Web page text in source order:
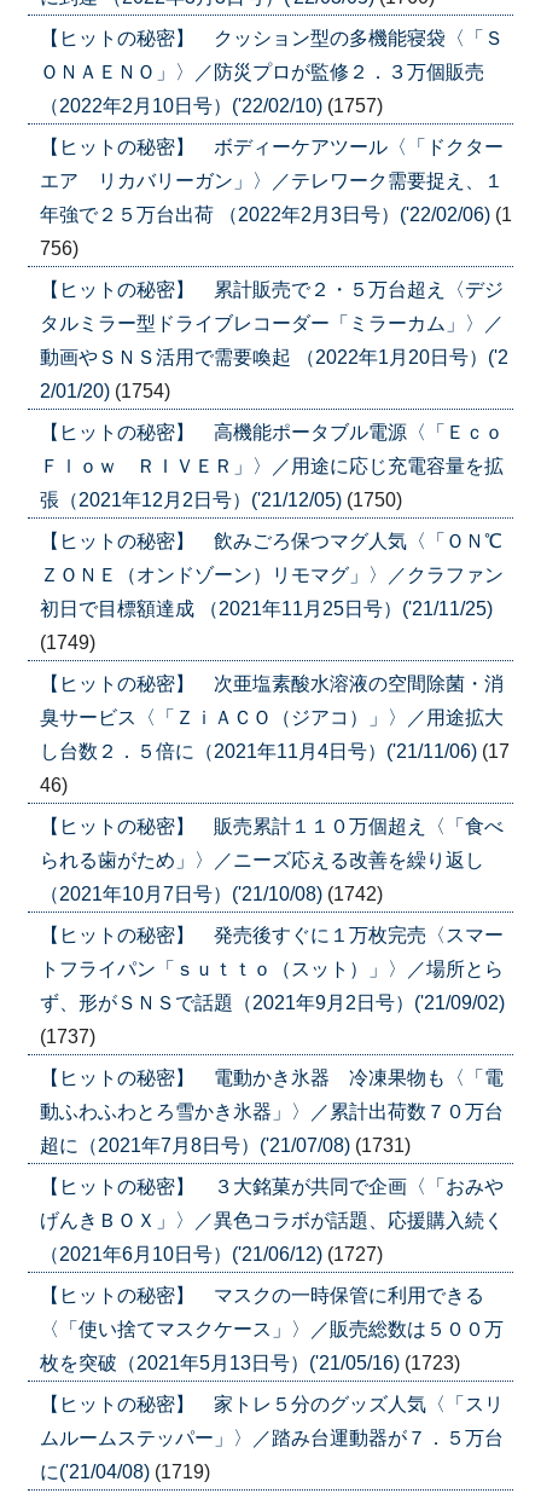
【ヒットの秘密】 クッション型の多機能寝袋〈「Ｓ
ＯＮＡＥＮＯ」〉／防災プロが監修２．３万個販売
（2022年2月10日号）('22/02/10) (1757)
【ヒットの秘密】 ボディーケアツール〈「ドクター
エア リカバリーガン」〉／テレワーク需要捉え、１
年強で２５万台出荷 （2022年2月3日号）('22/02/06) (1
756)
【ヒットの秘密】 累計販売で２・５万台超え〈デジ
タルミラー型ドライブレコーダー「ミラーカム」〉／
動画やＳＮＳ活用で需要喚起 （2022年1月20日号）('2
2/01/20) (1754)
【ヒットの秘密】 高機能ポータブル電源〈「Ｅｃｏ
Ｆｌｏｗ ＲＩＶＥＲ」〉／用途に応じ充電容量を拡
張（2021年12月2日号）('21/12/05) (1750)
【ヒットの秘密】 飲みごろ保つマグ人気〈「ＯＮ℃
ＺＯＮＥ（オンドゾーン）リモマグ」〉／クラファン
初日で目標額達成 （2021年11月25日号）('21/11/25)
(1749)
【ヒットの秘密】 次亜塩素酸水溶液の空間除菌・消
臭サービス〈「ＺｉＡＣＯ（ジアコ）」〉／用途拡大
し台数２．５倍に（2021年11月4日号）('21/11/06) (17
46)
【ヒットの秘密】 販売累計１１０万個超え〈「食べ
られる歯がため」〉／ニーズ応える改善を繰り返し
（2021年10月7日号）('21/10/08) (1742)
【ヒットの秘密】 発売後すぐに１万枚完売〈スマー
トフライパン「ｓｕｔｔｏ（スット）」〉／場所とら
ず、形がＳＮＳで話題（2021年9月2日号）('21/09/02)
(1737)
【ヒットの秘密】 電動かき氷器 冷凍果物も〈「電
動ふわふわとろ雪かき氷器」〉／累計出荷数７０万台
超に（2021年7月8日号）('21/07/08) (1731)
【ヒットの秘密】 ３大銘菓が共同で企画〈「おみや
げんきＢＯＸ」〉／異色コラボが話題、応援購入続く
（2021年6月10日号）('21/06/12) (1727)
【ヒットの秘密】 マスクの一時保管に利用できる
〈「使い捨てマスクケース」〉／販売総数は５００万
枚を突破（2021年5月13日号）('21/05/16) (1723)
【ヒットの秘密】 家トレ５分のグッズ人気〈「スリ
ムルームステッパー」〉／踏み台運動器が７．５万台
に('21/04/08) (1719)